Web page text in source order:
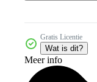
Gratis Licentie
Wat is dit?
Meer info